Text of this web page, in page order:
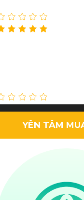
Chất Lượng tốt, giá
YÊN TÂM